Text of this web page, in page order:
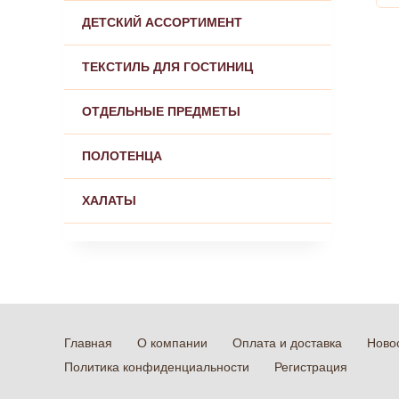
ДЕТСКИЙ АССОРТИМЕНТ
ТЕКСТИЛЬ ДЛЯ ГОСТИНИЦ
ОТДЕЛЬНЫЕ ПРЕДМЕТЫ
ПОЛОТЕНЦА
ХАЛАТЫ
Главная О компании Оплата и доставка
Политика конфиденциальности
Регистрация